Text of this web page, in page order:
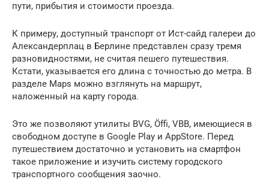
пути, прибытия и стоимости проезда.
К примеру, доступный транспорт от Ист-сайд галереи до
Александерплац в Берлине представлен сразу тремя
разновидностями, не считая пешего путешествия.
Кстати, указывается его длина с точностью до метра. В
разделе Maps можно взглянуть на маршрут,
наложенный на карту города.
Это же позволяют утилиты BVG, Öffi, VBB, имеющиеся в
свободном доступе в Google Play и AppStore. Перед
путешествием достаточно и установить на смартфон
такое приложение и изучить систему городского
транспортного сообщения заочно.